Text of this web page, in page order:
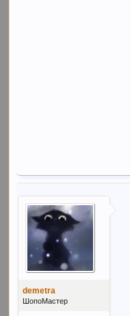
demetra
ШопоМастер